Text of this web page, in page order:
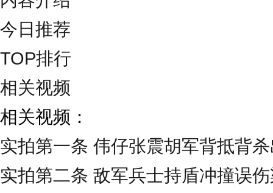
今日推荐
TOP排行
相关视频
相关视频：
实拍第一条 伟仔张震胡军背抵背
实拍第二条 敌军兵士持盾冲撞误